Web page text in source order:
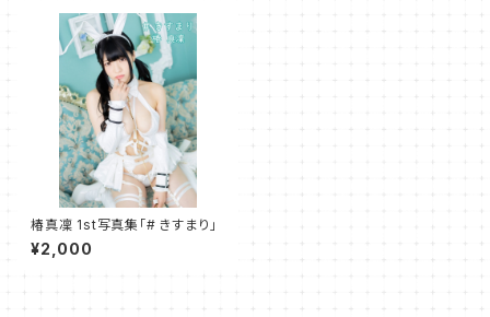
椿真凜 1st写真集「# きすまり」
¥2,000